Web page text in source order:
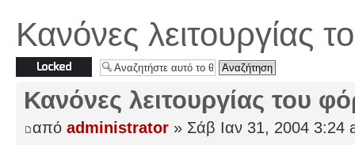
Κανόνες λειτουργίας
Το θέμα
κλειδώθηκε
Κανόνες λειτουργίας του
από administrator » Σάβ Ιαν 31, 2004 3:24